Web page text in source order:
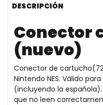
DESCRIPCIÓN
Conector
(nuevo)
Conector de
Nintendo NES. Válido
(incluyendo la
que no leen